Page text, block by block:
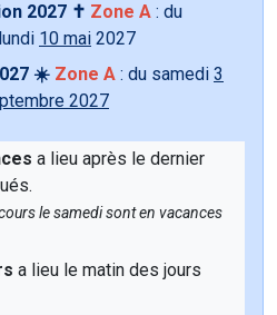
2027 ✝️ Zone A : du
10 mai 2027
☀️ Zone A : du samedi 3
2027
a lieu après le dernier
le samedi sont en vacances
a lieu le matin des jours